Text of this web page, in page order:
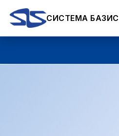
СИСТЕМА БАЗИС